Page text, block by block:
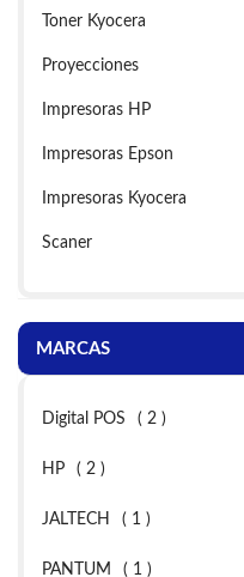
Toner Kyocera
Proyecciones
Impresoras HP
Impresoras Epson
Impresoras Kyocera
Scaner
MARCAS
Digital POS ( 2 )
HP ( 2 )
JALTECH ( 1 )
PANTUM ( 1 )